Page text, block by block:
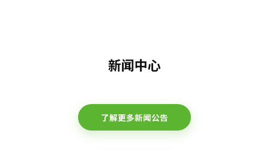
新闻中心
了解更多新闻公告